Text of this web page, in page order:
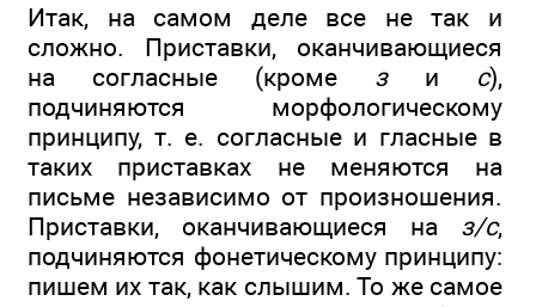
Итак, на самом деле все не так и
сложно. Приставки, оканчивающиеся
на согласные (кроме зи с),
подчиняются морфологическому
принципу, т. е. согласные и гласные в
таких приставках не меняются на
письме независимо от произношения.
Приставки, оканчивающиеся на з/с,
подчиняются фонетическому принципу:
пишем их так, как слышим. То же самое